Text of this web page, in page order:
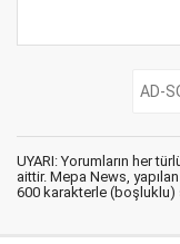
UYARI: Yorumların her
aittir. Mepa News,
600 karakterle (boşluklu)